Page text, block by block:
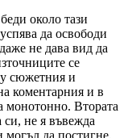
около тази
да освободи
не дава вид да
се
сюжетния и
коментарния и в
монотонно. Втората
си, не я въвежда